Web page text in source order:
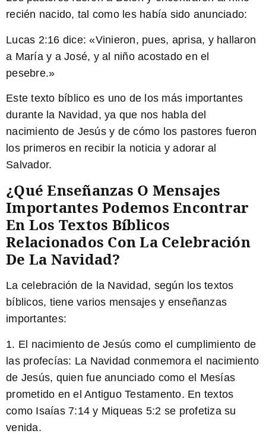
recién nacido, tal como les había sido anunciado:
Lucas 2:16 dice: «Vinieron, pues, aprisa, y hallaron
a María y a José, y al niño acostado en el
pesebre.»
Este texto bíblico es uno de los más importantes
durante la Navidad, ya que nos habla del
nacimiento de Jesús y de cómo los pastores fueron
los primeros en recibir la noticia y adorar al
Salvador.
¿Qué Enseñanzas O Mensajes
Importantes Podemos Encontrar
En Los Textos Bíblicos
Relacionados Con La Celebración
De La Navidad?
La celebración de la Navidad, según los textos
bíblicos, tiene varios mensajes y enseñanzas
importantes:
1. El nacimiento de Jesús como el cumplimiento de
las profecías: La Navidad conmemora el nacimiento
de Jesús, quien fue anunciado como el Mesías
prometido en el Antiguo Testamento. En textos
como Isaías 7:14 y Miqueas 5:2 se profetiza su
venida.